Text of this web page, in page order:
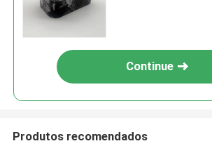
Continue
Produtos recomendados